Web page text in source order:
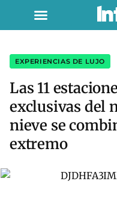
EXPERIENCIAS DE LUJO
Las 11
exclusivas del
nieve se
extremo